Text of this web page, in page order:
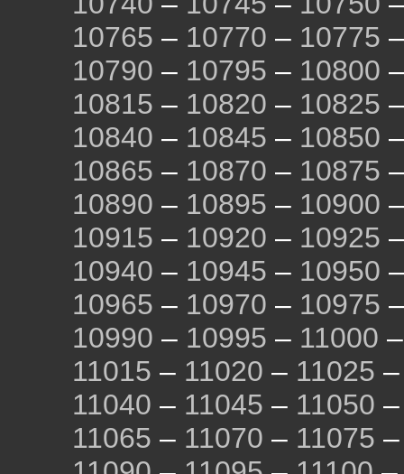
10765 – 10770 – 10775
10790 – 10795 – 10800
10815 – 10820 – 10825
10840 – 10845 – 10850
10865 – 10870 – 10875
10890 – 10895 – 10900
10915 – 10920 – 10925
10940 – 10945 – 10950
10965 – 10970 – 10975
10990 – 10995 – 11000
11015 – 11020 – 11025
11040 – 11045 – 11050
11065 – 11070 – 11075